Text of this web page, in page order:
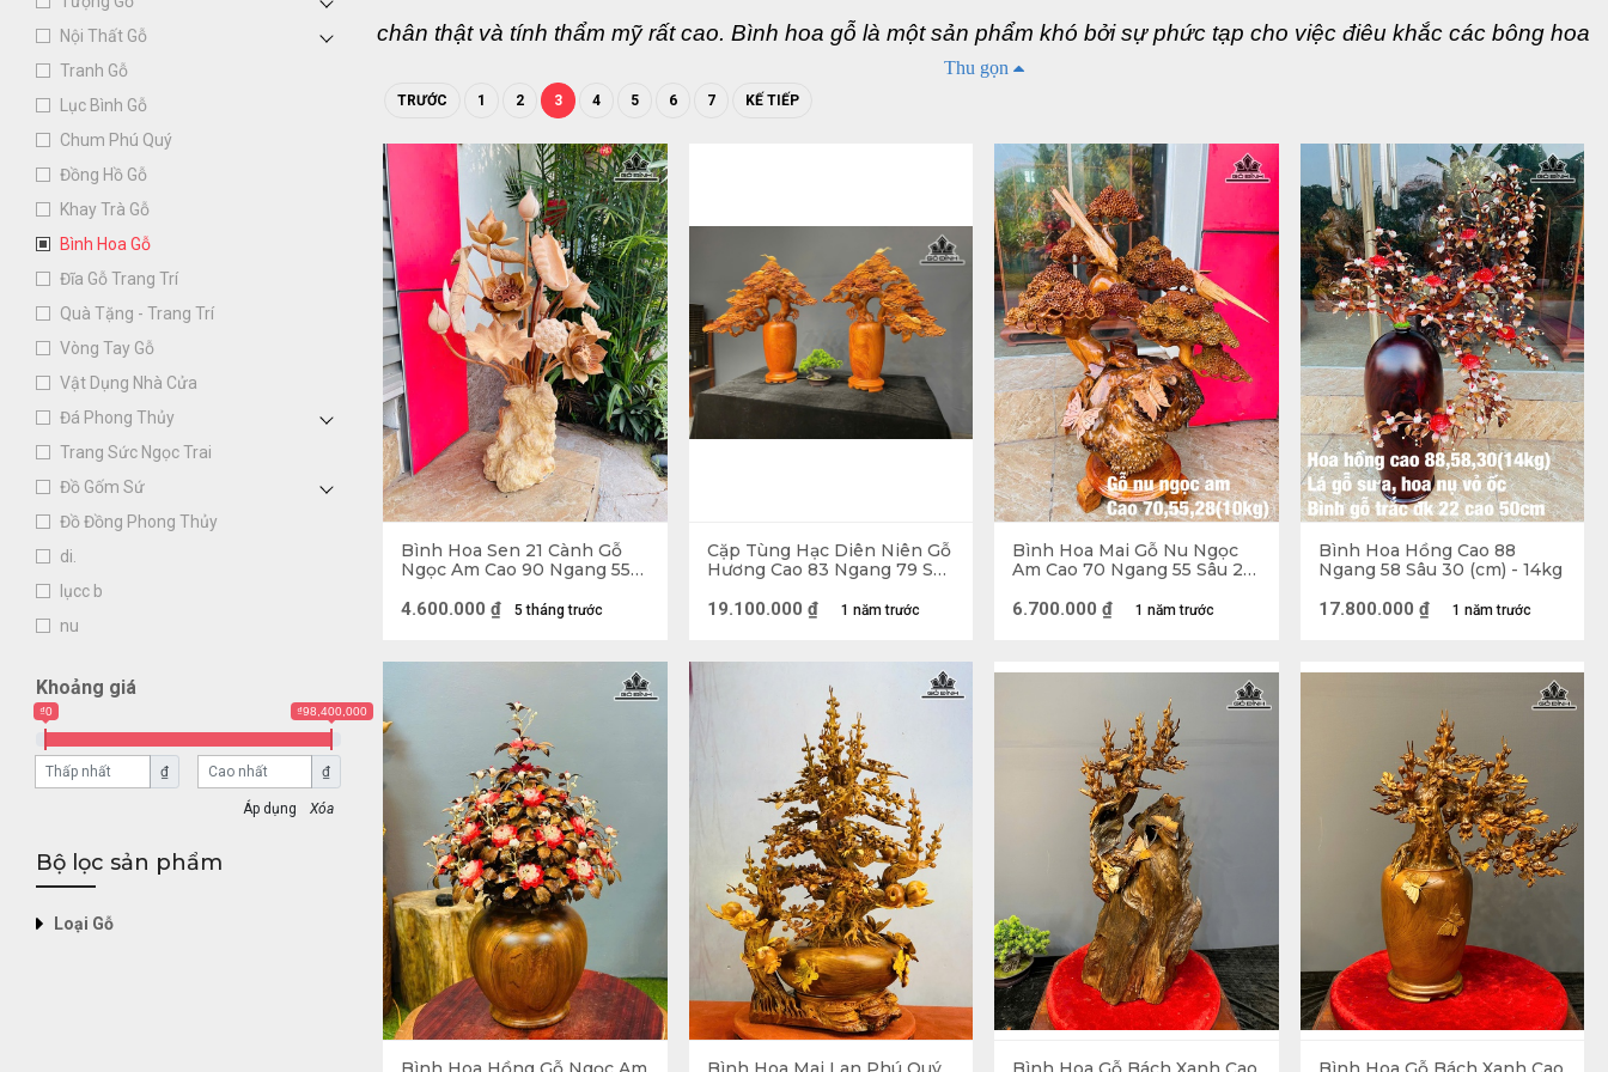
Nội Thất Gỗ
Tranh Gỗ
Lục Bình Gỗ
Chum Phú Quý
Đồng Hồ Gỗ
Khay Trà Gỗ
Bình Hoa Gỗ
Đĩa Gỗ Trang Trí
Quà Tặng - Trang Trí
Vòng Tay Gỗ
Vật Dụng Nhà Cửa
Đá Phong Thủy
Trang Sức Ngọc Trai
Đồ Gốm Sứ
Đồ Đồng Phong Thủy
di.
lụcc b
nu
Khoảng giá
₫0 ₫98,400,000
₫ ₫
Xóa
Bộ lọc sản phẩm
Loại Gỗ
chân thật và tính thẩm mỹ rất cao. Bình hoa gỗ là một sản phẩm khó bởi sự phức tạp cho việc điêu khắc các bông hoa
và cân đối với bình hoa, thế nên sản phẩm này rất được ưa chuộng bởi nó đem lại sự độc đáo và giá trị hơn hẳn một
bình hoa thông thường. Dưới đây là những dòng sản phẩm bình hoa gỗ tại Gỗ Đỉnh với sự đa dạng về kiểu dáng, chất
liệu lẫn ý nghĩa.
Thu gọn
TRƯỚC 1 2 3 4 5 6 7 KẾ TIẾP
Bình Hoa Sen 21 Cành Gỗ
Ngọc Am Cao 90 Ngang 55
5 tháng trước
4.600.000 ₫
Cặp Tùng Hạc Diên Niên Gỗ
Hương Cao 83 Ngang 79 Sâu
(cm)
1 năm trước
19.100.000 ₫
Bình Hoa Mai Gỗ Nu Ngọc
Am Cao 70 Ngang 55 Sâu 28
1 năm trước
6.700.000 ₫
Bình Hoa Hồng Cao 88
Ngang 58 Sâu 30 (cm) - 14kg
1 năm trước
17.800.000 ₫